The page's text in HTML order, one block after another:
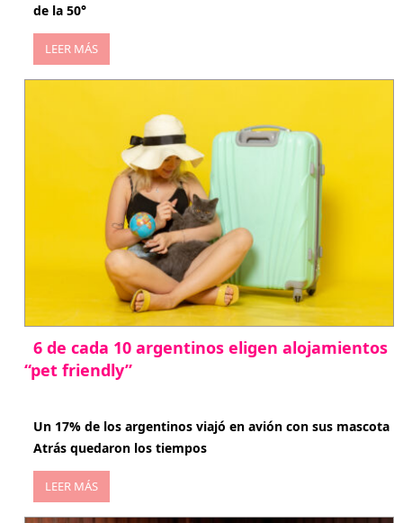
de la 50°
LEER MÁS
6 de cada 10 argentinos eligen alojamientos
“pet friendly”
Un 17% de los argentinos viajó en avión con sus mascota
Atrás quedaron los tiempos
LEER MÁS